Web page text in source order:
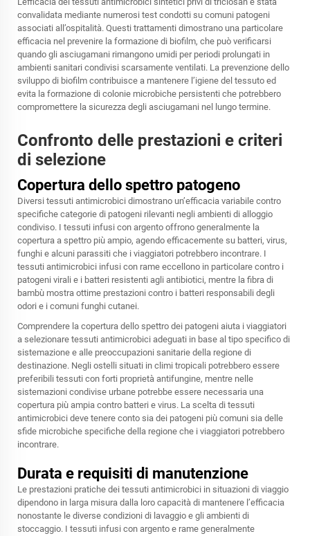
convalidata mediante numerosi test condotti su comuni patogeni
associati all’ospitalità. Questi trattamenti dimostrano una particolare
efficacia nel prevenire la formazione di biofilm, che può verificarsi
quando gli asciugamani rimangono umidi per periodi prolungati in
ambienti sanitari condivisi scarsamente ventilati. La prevenzione dello
sviluppo di biofilm contribuisce a mantenere l’igiene del tessuto ed
evita la formazione di colonie microbiche persistenti che potrebbero
compromettere la sicurezza degli asciugamani nel lungo termine.
Confronto delle prestazioni e criteri
di selezione
Copertura dello spettro patogeno
Diversi tessuti antimicrobici dimostrano un’efficacia variabile contro
specifiche categorie di patogeni rilevanti negli ambienti di alloggio
condiviso. I tessuti infusi con argento offrono generalmente la
copertura a spettro più ampio, agendo efficacemente su batteri, virus,
funghi e alcuni parassiti che i viaggiatori potrebbero incontrare. I
tessuti antimicrobici infusi con rame eccellono in particolare contro i
patogeni virali e i batteri resistenti agli antibiotici, mentre la fibra di
bambù mostra ottime prestazioni contro i batteri responsabili degli
odori e i comuni funghi cutanei.
Comprendere la copertura dello spettro dei patogeni aiuta i viaggiatori
a selezionare tessuti antimicrobici adeguati in base al tipo specifico di
sistemazione e alle preoccupazioni sanitarie della regione di
destinazione. Negli ostelli situati in climi tropicali potrebbero essere
preferibili tessuti con forti proprietà antifungine, mentre nelle
sistemazioni condivise urbane potrebbe essere necessaria una
copertura più ampia contro batteri e virus. La scelta di tessuti
antimicrobici deve tenere conto sia dei patogeni più comuni sia delle
sfide microbiche specifiche della regione che i viaggiatori potrebbero
incontrare.
Durata e requisiti di manutenzione
Le prestazioni pratiche dei tessuti antimicrobici in situazioni di viaggio
dipendono in larga misura dalla loro capacità di mantenere l’efficacia
nonostante le diverse condizioni di lavaggio e gli ambienti di
stoccaggio. I tessuti infusi con argento e rame generalmente